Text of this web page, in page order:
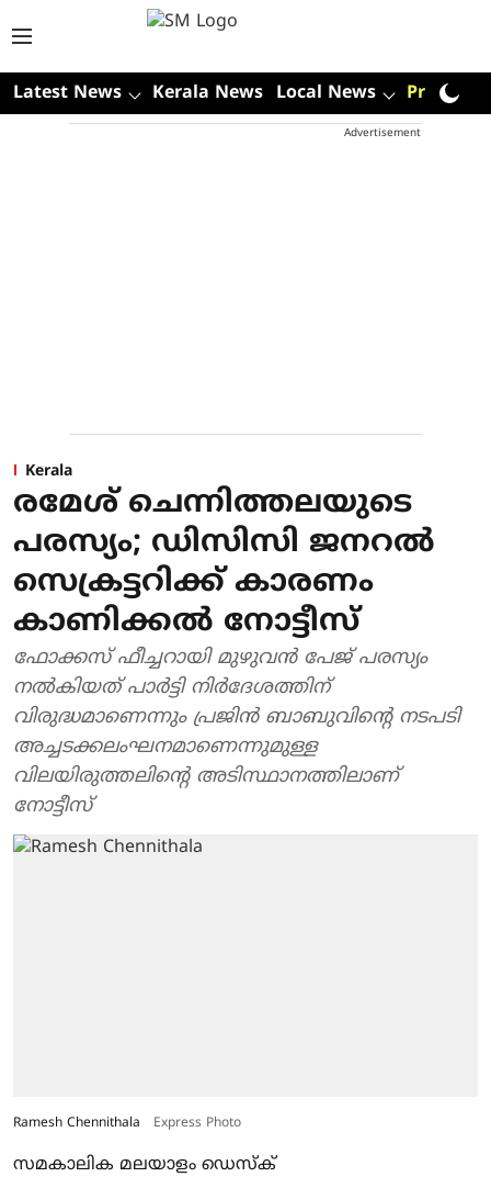
Latest News Kerala News Local News Premium
Advertisement
Kerala
രമേശ് ചെന്നിത്തലയുടെ
പരസ്യം; ഡിസിസി ജനറല്‍
സെക്രട്ടറിക്ക് കാരണം
കാണിക്കല്‍ നോട്ടീസ്
ഫോക്കസ് ഫീച്ചറായി മുഴുവന്‍ പേജ് പരസ്യം
നല്‍കിയത് പാര്‍ട്ടി നിര്‍ദേശത്തിന്
വിരുദ്ധമാണെന്നും പ്രജിന്‍ ബാബുവിന്റെ നടപടി
അച്ചടക്കലംഘനമാണെന്നുമുള്ള
വിലയിരുത്തലിന്റെ അടിസ്ഥാനത്തിലാണ്
നോട്ടീസ്
Ramesh Chennithala Express Photo
സമകാലിക മലയാളം ഡെസ്ക്